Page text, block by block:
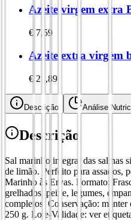
Azeite virgem extra
€ 7,59
Azeite extra virgem
€ 21,89
Descrição Análise
Descrição
Sal marinho integral das salinas
de limão. Perfeito para assados,
Marinho às Ervas. Formato:
grelhados, peixe, legumes,
completos. Conservação: manter
250 g. Lote-Validade: ver